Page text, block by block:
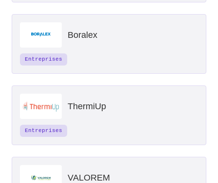
Boralex
Entreprises
ThermiUp
Entreprises
VALOREM